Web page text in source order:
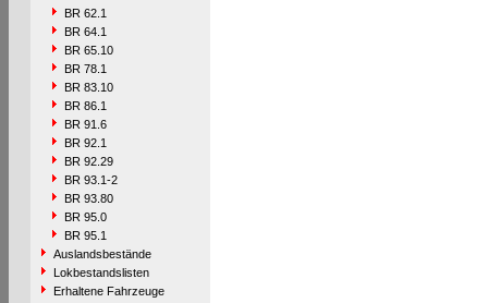
BR 62.1
BR 64.1
BR 65.10
BR 78.1
BR 83.10
BR 86.1
BR 91.6
BR 92.1
BR 92.29
BR 93.1-2
BR 93.80
BR 95.0
BR 95.1
Auslandsbestände
Lokbestandslisten
Erhaltene Fahrzeuge